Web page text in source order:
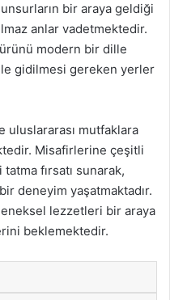
bir araya geldiği
anlar vadetmektedir.
modern bir dille
gidilmesi gereken yerler
uluslararası mutfaklara
Misafirlerine çeşitli
fırsatı sunarak,
deneyim yaşatmaktadır.
lezzetleri bir araya
beklemektedir.